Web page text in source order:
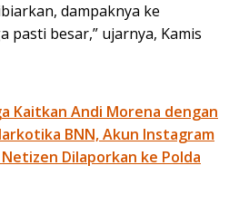
dampaknya ke
pasti besar,” ujarnya, Kamis
Kaitkan Andi Morena dengan
BNN, Akun Instagram
Dilaporkan ke Polda